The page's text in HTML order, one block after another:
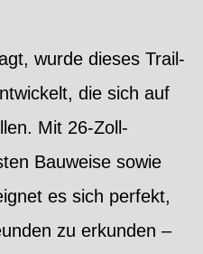
wurde dieses Trail-
die sich auf
Mit 26-Zoll-
Bauweise sowie
es sich perfekt,
zu erkunden –